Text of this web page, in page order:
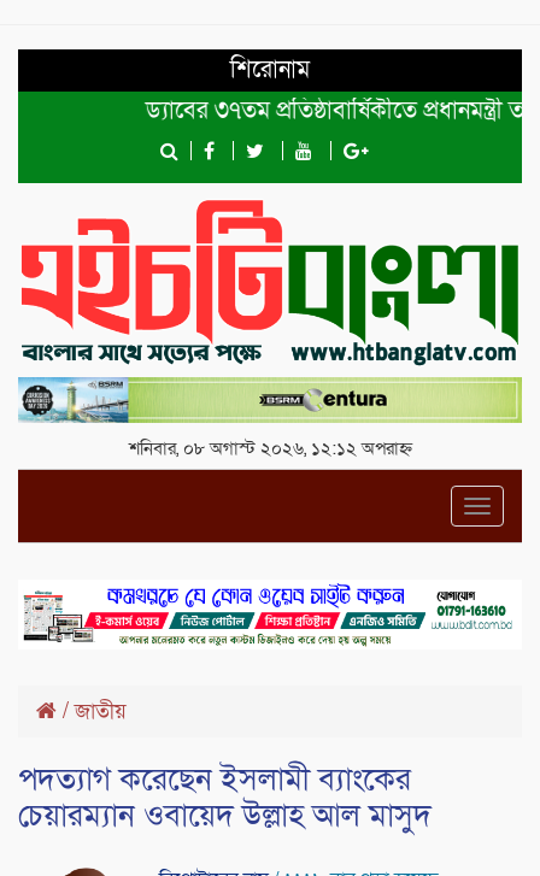
শিরোনাম
ড্যাবের ৩৭তম প্রতিষ্ঠাবার্ষিকীতে প্রধানমন্ত্রী
শনিবার, ০৮ অগাস্ট ২০২৬, ১২:১২ অপরাহ্ন
/জাতীয়
পদত্যাগ করেছেন ইসলামী ব্যাংকের
চেয়ারম্যান ওবায়েদ উল্লাহ আল মাসুদ